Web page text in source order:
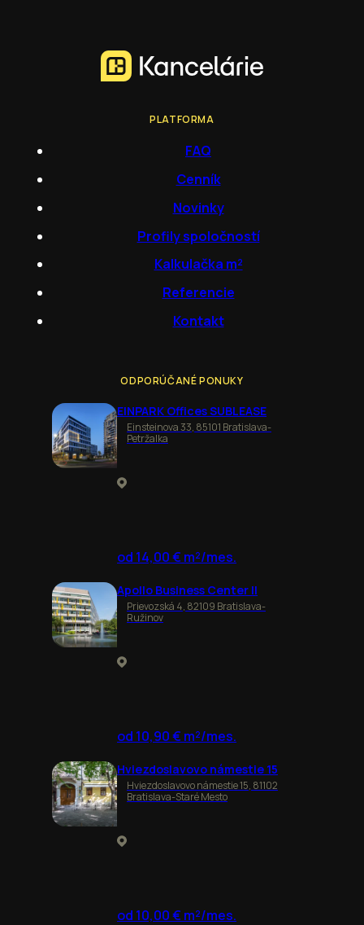
PLATFORMA
FAQ
Cenník
Novinky
Profily spoločností
Kalkulačka m²
Referencie
Kontakt
ODPORÚČANÉ PONUKY
EINPARK Offices SUBLEASE
Einsteinova 33, 85101 Bratislava-
Petržalka
od 14,00 € m²/mes.
Apollo Business Center II
Prievozská 4, 82109 Bratislava-
Ružinov
od 10,90 € m²/mes.
Hviezdoslavovo námestie 15
Hviezdoslavovo námestie 15, 81102
Bratislava-Staré Mesto
od 10,00 € m²/mes.